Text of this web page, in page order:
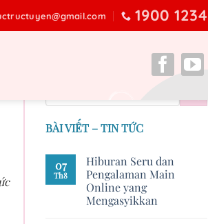
1900 1234
BÀI VIẾT – TIN TỨC
07
Th8
Hiburan Seru dan
Pengalaman Main
Online yang
Mengasyikkan